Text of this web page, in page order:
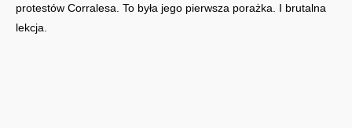
protestów Corralesa. To była jego pierwsza porażka. I brutalna
lekcja.